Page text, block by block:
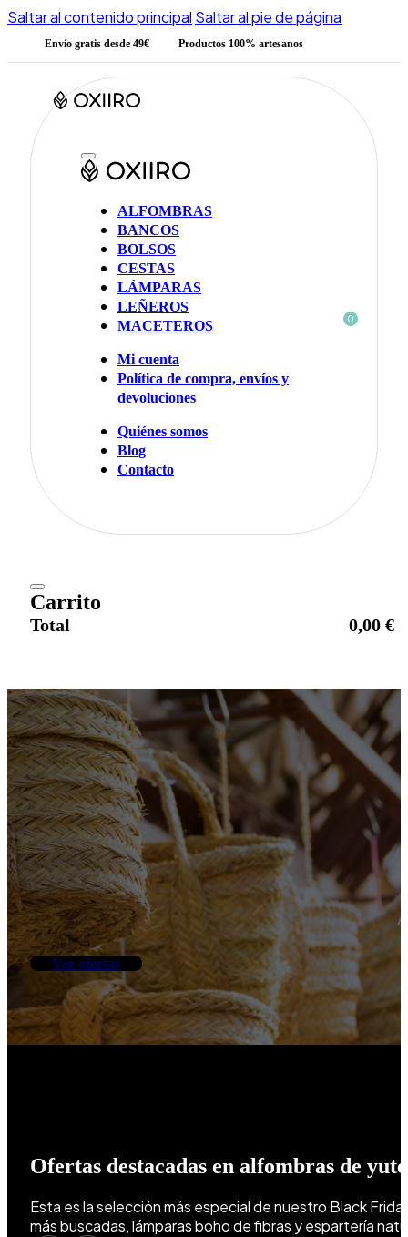
Saltar al contenido principal Saltar al pie de página
Envío gratis desde 49€ Productos 100% artesanos
ALFOMBRAS
BANCOS
BOLSOS
CESTAS
LÁMPARAS
LEÑEROS
MACETEROS
Mi cuenta
Política de compra, envíos y
devoluciones
Quiénes somos
Blog
Contacto
0
Carrito
Total 0,00 €
Ver ofertas
Ofertas destacadas en alfombras de
Esta es la selección más especial de nuestro Black
más buscadas, lámparas boho de fibras y espartería